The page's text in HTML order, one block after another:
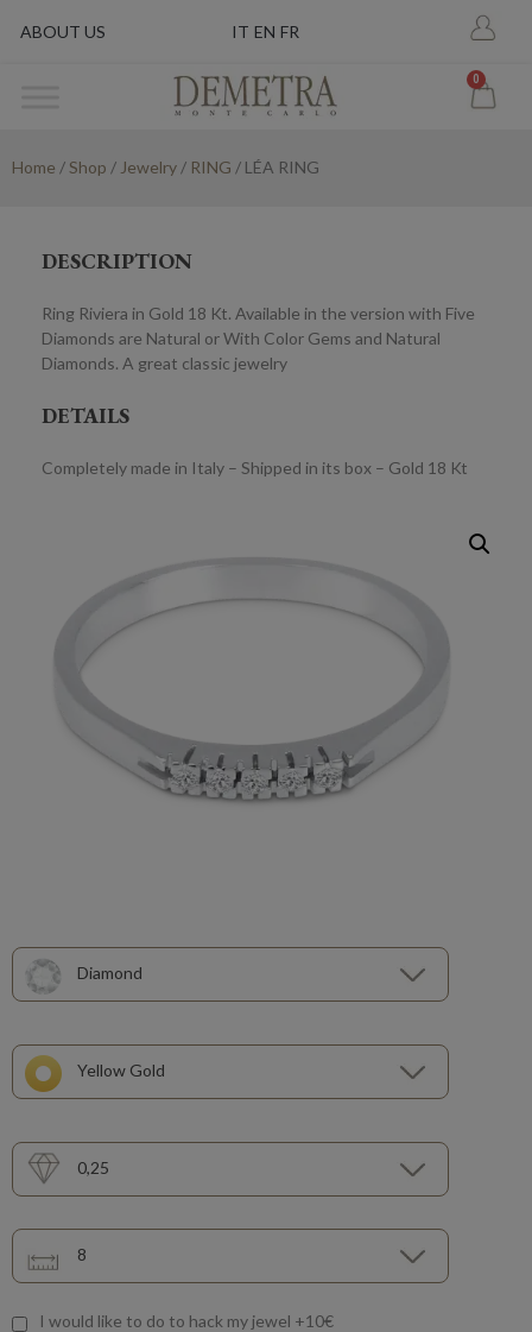
ABOUT US IT EN FR
0
Home /Shop / Jewelry / RING / LÉA RING
DESCRIPTION
Ring Riviera in Gold 18 Kt. Available in the version with Five
Diamonds are Natural or With Color Gems and Natural
Diamonds. A great classic jewelry
DETAILS
Completely made in Italy – Shipped in its box – Gold 18 Kt
Diamond
Yellow Gold
0,25
8
I would like to do to hack my jewel +10€